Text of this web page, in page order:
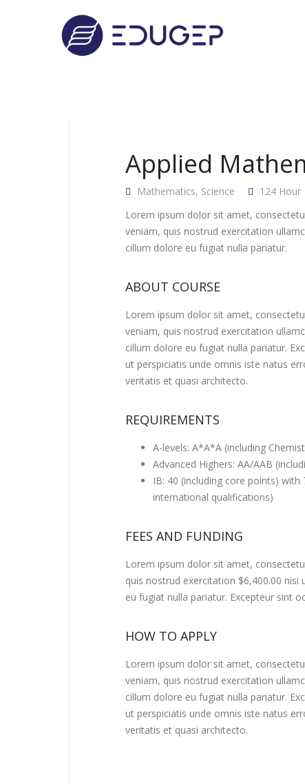
Applied
Mathematics, Science 124 Hour
Lorem ipsum dolor sit amet,
veniam, quis nostrud exercitation
cillum dolore eu fugiat nulla pariatur.
ABOUT COURSE
Lorem ipsum dolor sit amet,
veniam, quis nostrud exercitation
cillum dolore eu fugiat nulla pariatur.
ut perspiciatis unde omnis iste natus
veritatis et quasi architecto.
REQUIREMENTS
A-levels: A*A*A (including
Advanced Highers: AA/AAB
IB: 40 (including core points)
international qualifications)
FEES AND FUNDING
Lorem ipsum dolor sit amet,
quis nostrud exercitation $6,400.00
eu fugiat nulla pariatur. Excepteur sint
HOW TO APPLY
Lorem ipsum dolor sit amet,
veniam, quis nostrud exercitation
cillum dolore eu fugiat nulla pariatur.
ut perspiciatis unde omnis iste natus
veritatis et quasi architecto.